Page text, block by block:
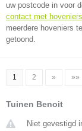
uw postcode in voor
contact met hoveniers
meerdere hoveniers
getoond.
1 2 » »»
Tuinen Benoit
Niet gevestigd